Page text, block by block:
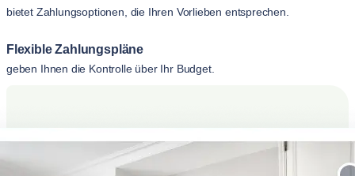
bietet Zahlungsoptionen, die Ihren Vorlieben entsprechen.
Flexible Zahlungspläne
geben Ihnen die Kontrolle über Ihr Budget.